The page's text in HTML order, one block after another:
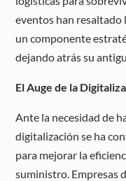
eventos han resaltado
un componente
dejando atrás su
El Auge de la
Ante la necesidad de
digitalización se ha
para mejorar la
suministro. Empresas